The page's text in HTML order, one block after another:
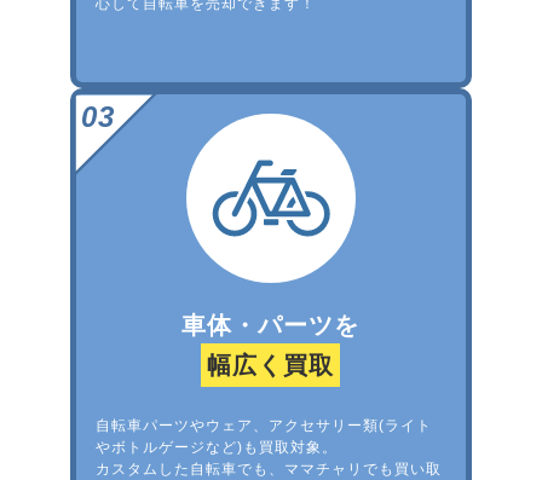
心して自転車を売却できます！
車体・パーツを
幅広く買取
自転車パーツやウェア、アクセサリー類(ライト
やボトルゲージなど)も買取対象。
カスタムした自転車でも、ママチャリでも買い取